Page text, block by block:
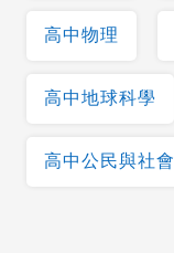
高中物理
高中地球科學
高中公民與社會